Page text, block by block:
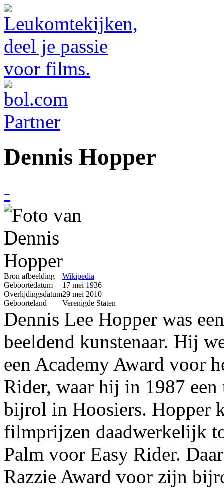
Dennis Hopper
-
Bron afbeelding
Wikipedia
Geboortedatum
17 mei 1936
Overlijdingsdatum29 mei 2010
Geboorteland
Verenigde Staten
Dennis Lee Hopper was
beeldend kunstenaar. Hij
een Academy Award voor
Rider, waar hij in 1987
bijrol in Hoosiers. Hopper
filmprijzen daadwerkelijk
Palm voor Easy Rider.
Razzie Award voor zijn